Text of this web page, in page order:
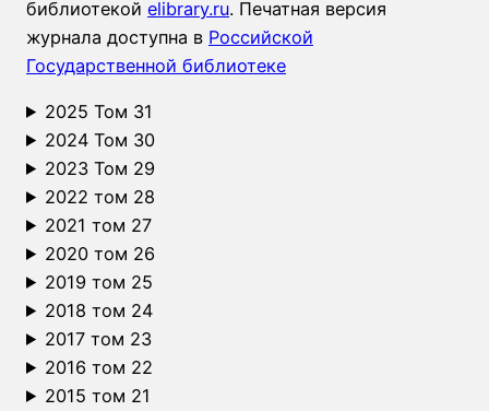
библиотекой elibrary.ru. Печатная версия
журнала доступна в Российской
Государственной библиотеке
2025 Том 31
2024 Том 30
2023 Том 29
2022 том 28
2021 том 27
2020 том 26
2019 том 25
2018 том 24
2017 том 23
2016 том 22
2015 том 21